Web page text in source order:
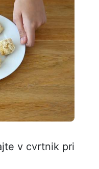
v cvrtnik pri